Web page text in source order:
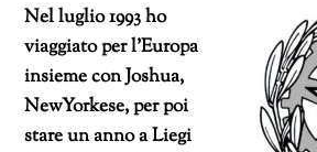
Nel luglio 1993 ho
viaggiato per l’Europa
insieme con Joshua,
NewYorkese, per poi
stare un anno a Liegi